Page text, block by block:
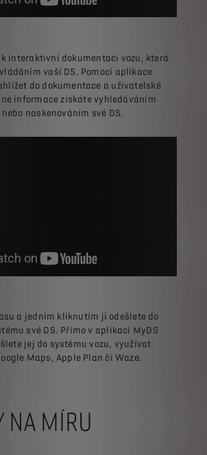
interaktivní dokumentaci vozu, která
vaší DS. Pomocí aplikace
do dokumentace a uživatelské
informace získáte vyhledáváním
naskenováním své DS.
a jedním kliknutím ji odešlete do
své DS. Přímo v aplikaci MyDS
jej do systému vozu, využívat
Maps, Apple Plan či Waze.
NA MÍRU